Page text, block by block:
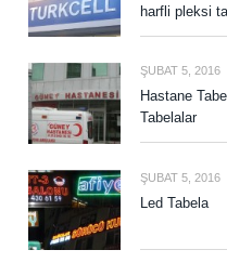
harfli pleksi
ŞUBAT 5, 2016
Hastane
Tabelalar
ŞUBAT 5, 2016
Led Tabela